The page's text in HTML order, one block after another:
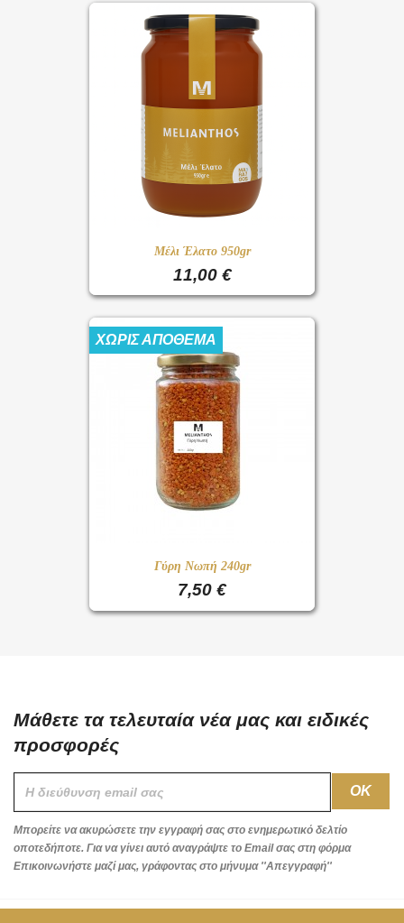
Μέλι Έλατο 950gr
11,00 €
Γύρη Νωπή 240gr
7,50 €
ΧΩΡΊΣ ΑΠΌΘΕΜΑ
Μάθετε τα τελευταία νέα μας και ειδικές
προσφορές
Μπορείτε να ακυρώσετε την εγγραφή σας στο ενημερωτικό δελτίο
οποτεδήποτε. Για να γίνει αυτό αναγράψτε το Email σας στη φόρμα
Επικοινωνήστε μαζί μας, γράφοντας στο μήνυμα ''Απεγγραφή''